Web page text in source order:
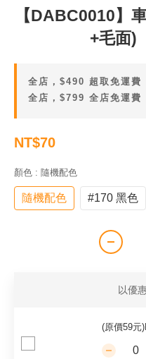
【DABC0010】
+毛面)
全店，$490 超取免運費
全店，$799 全店免運費
NT$70
顏色 : 隨機配色
隨機配色 #170 黑色
以優
(原價59元